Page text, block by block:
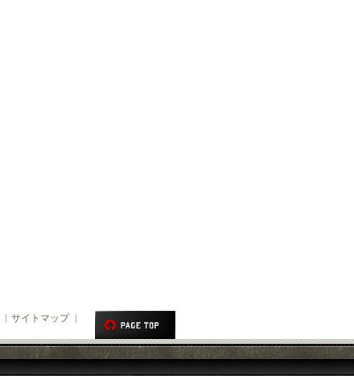
サイトマップ